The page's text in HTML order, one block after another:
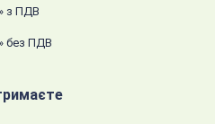
з ПДВ
без ПДВ